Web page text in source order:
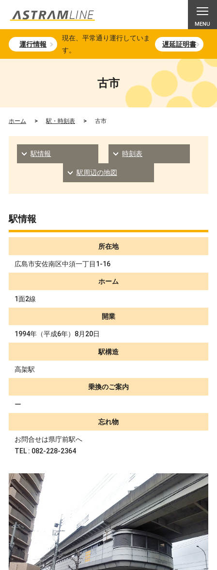
運行情報
現在、平常通り運行していま
す。
遅延証明書
古市
ホーム > 駅・時刻表 > 古市
駅情報 時刻表
駅周辺の地図
駅情報
所在地
広島市安佐南区中須一丁目1-16
ホーム
1面2線
開業
1994年（平成6年）8月20日
駅構造
高架駅
乗換のご案内
ー
忘れ物
お問合せは県庁前駅へ
TEL : 082-228-2364